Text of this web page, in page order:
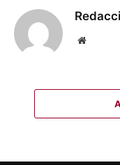
Website